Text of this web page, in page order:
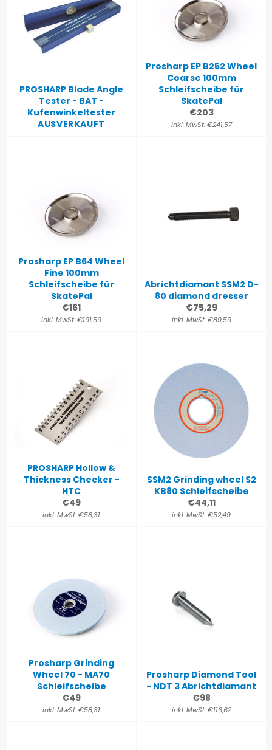
PROSHARP Blade Angle
Tester - BAT -
Kufenwinkeltester
AUSVERKAUFT
Prosharp EP B252 Wheel
Coarse 100mm
Schleifscheibe für
SkatePal
Normaler
Preis
€203
inkl. MwSt. €241,57
Prosharp EP B64 Wheel
Fine 100mm
Schleifscheibe für
SkatePal
Normaler
Preis
€161
inkl. MwSt. €191,59
Abrichtdiamant SSM2 D-
80 diamond dresser
Normaler
Preis
€75,29
inkl. MwSt. €89,59
PROSHARP Hollow &
Thickness Checker -
HTC
Normaler
Preis
€49
inkl. MwSt. €58,31
SSM2 Grinding wheel S2
KB80 Schleifscheibe
Normaler
Preis
€44,11
inkl. MwSt. €52,49
Prosharp Grinding
Wheel 70 - MA70
Schleifscheibe
Normaler
Preis
€49
inkl. MwSt. €58,31
Prosharp Diamond Tool
- NDT 3 Abrichtdiamant
Normaler
Preis
€98
inkl. MwSt. €116,62